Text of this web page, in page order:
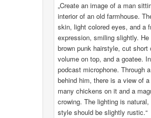
„Create an image of a man
interior of an old farmhouse.
skin, light colored eyes, and a
expression, smiling slightly.
brown punk hairstyle, cut short
volume on top, and a goatee.
podcast microphone. Through
behind him, there is a view of
many chickens on it and a
crowing. The lighting is
style should be slightly rustic.“